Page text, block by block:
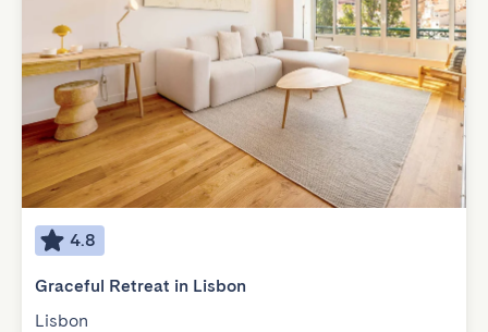
4.8
Graceful Retreat in Lisbon
Lisbon